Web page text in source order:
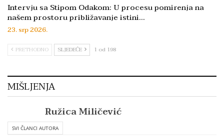
Intervju sa Stipom Odakom: U procesu pomirenja na
našem prostoru približavanje istini…
23. srp 2026.
PRETHODNO SLJEDEĆE 1 od 198
MIŠLJENJA
Ružica Miličević
SVI ČLANCI AUTORA